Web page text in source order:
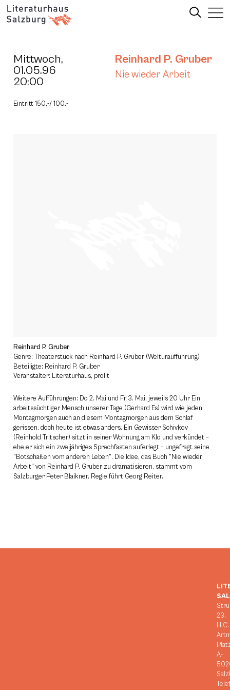
Mittwoch,
01.05.96
20:00
Reinhard P. Gruber
Nie wieder Arbeit
Eintritt 150,-/ 100,-
Reinhard P. Gruber
Genre: Theaterstück nach Reinhard P. Gruber (Welturaufführung)
Beteiligte: Reinhard P. Gruber
Veranstalter: Literaturhaus, prolit
Weitere Aufführungen: Do 2. Mai und Fr 3. Mai, jeweils 20 Uhr Ein
arbeitssüchtiger Mensch unserer Tage (Gerhard Es) wird wie jeden
Montagmorgen auch an diesem Montagmorgen aus dem Schlaf
gerissen, doch heute ist etwas anders. Ein Gewisser Schivkov
(Reinhold Tritscher) sitzt in seiner Wohnung am Klo und verkündet –
ehe er sich ein zweijähriges Sprechfasten auferlegt – ungefragt seine
"Botschaften vom anderen Leben". Die Idee, das Buch "Nie wieder
Arbeit" von Reinhard P. Gruber zu dramatisieren, stammt vom
Salzburger Peter Blaikner. Regie führt Georg Reiter.
23,
H.C.
A-